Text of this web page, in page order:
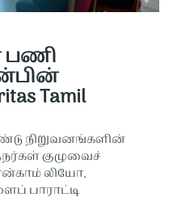
பணி
Tamil
நிறுவனங்களின்
குழுவைச்
லியோ,
பாராட்டி